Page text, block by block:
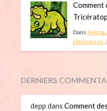
Comment
Dans
Dinosaures,
DERNIERS
depp dansComment